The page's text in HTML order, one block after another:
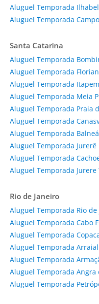
Aluguel Temporada
Aluguel Temporada
Santa Catarina
Aluguel Temporada
Aluguel Temporada
Aluguel Temporada
Aluguel Temporada Meia
Aluguel Temporada Praia
Aluguel Temporada
Aluguel Temporada
Aluguel Temporada
Aluguel Temporada
Aluguel Temporada
Rio de Janeiro
Aluguel Temporada Rio de
Aluguel Temporada Cabo
Aluguel Temporada
Aluguel Temporada
Aluguel Temporada
Aluguel Temporada Angra
Aluguel Temporada